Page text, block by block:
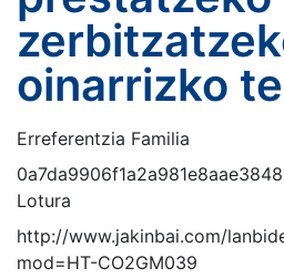
oinarrizko
Erreferentzia Familia
Lotura
http://www.jakinbai.com/
mod=HT-CO2GM039